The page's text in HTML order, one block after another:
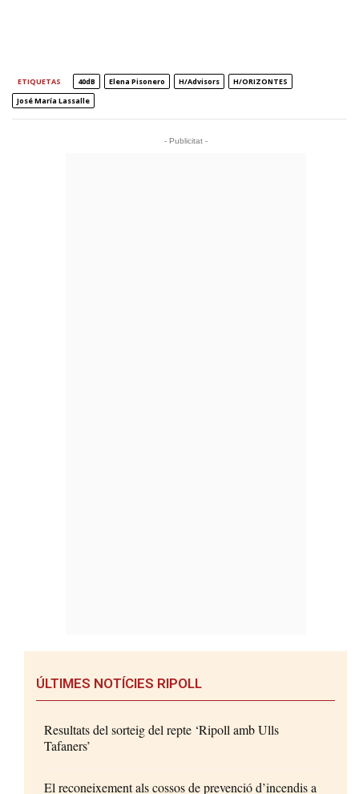
ETIQUETAS 40dB Elena Pisonero H/Advisors
H/ORIZONTES
José María Lassalle
- Publicitat -
ÚLTIMES NOTÍCIES RIPOLL
Resultats del sorteig del repte ‘Ripoll amb Ulls
Tafaners’
El reconeixement als cossos de prevenció d’incendis a